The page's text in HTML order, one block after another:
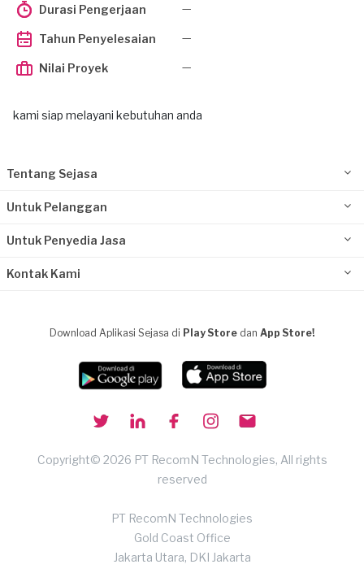
Durasi Pengerjaan —
Tahun Penyelesaian —
Nilai Proyek —
kami siap melayani kebutuhan anda
Tentang Sejasa
Untuk Pelanggan
Untuk Penyedia Jasa
Kontak Kami
Download Aplikasi Sejasa di Play Store dan App Store!
Copyright© 2026 PT RecomN Technologies, All rights
reserved
PT RecomN Technologies
Gold Coast Office
Jakarta Utara, DKI Jakarta